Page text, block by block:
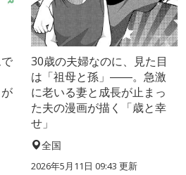
30歳の夫婦なのに、見た目
は「祖母と孫」――。急激
に老いる妻と成長が止まっ
た夫の漫画が描く「歳と幸
せ」
全国
2026年5月11日 09:43 更新